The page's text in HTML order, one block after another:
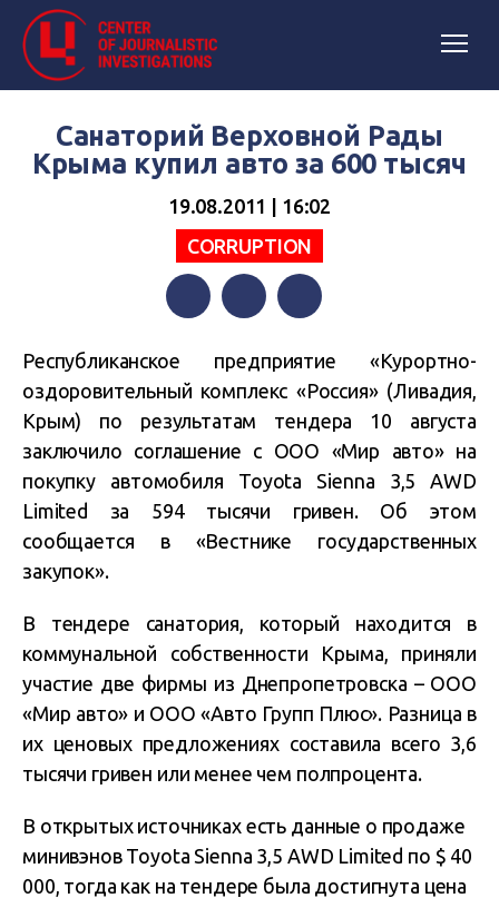
Санаторий Верховной Рады
Крыма купил авто за 600 тысяч
19.08.2011 | 16:02
СORRUPTION
Республиканское предприятие «Курортно-
оздоровительный комплекс «Россия» (Ливадия,
Крым) по результатам тендера 10 августа
заключило соглашение с ООО «Мир авто» на
покупку автомобиля Toyota Sienna 3,5 AWD
Limited за 594 тысячи гривен. Об этом
сообщается в «Вестнике государственных
закупок».
В тендере санатория, который находится в
коммунальной собственности Крыма, приняли
участие две фирмы из Днепропетровска – ООО
«Мир авто» и ООО «Авто Групп Плюс». Разница в
их ценовых предложениях составила всего 3,6
тысячи гривен или менее чем полпроцента.
В открытых источниках есть данные о продаже
минивэнов Toyota Sienna 3,5 AWD Limited по $ 40
000, тогда как на тендере была достигнута цена